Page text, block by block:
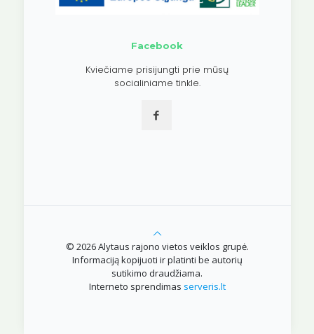
Facebook
Kviečiame prisijungti prie mūsų
socialiniame tinkle.
© 2026 Alytaus rajono vietos veiklos grupė.
Informaciją kopijuoti ir platinti be autorių
sutikimo draudžiama.
Interneto sprendimas serveris.lt